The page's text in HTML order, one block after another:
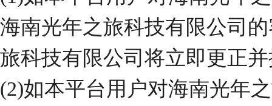
海南光年之旅科技有限公司
旅科技有限公司将立即更正
(2)如本平台用户对海南光年